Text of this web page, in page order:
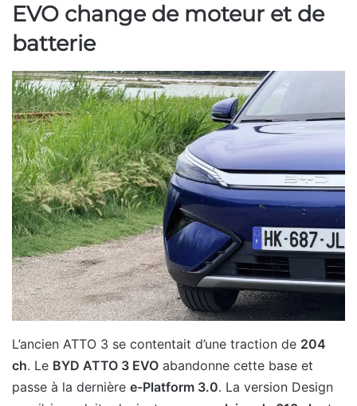
EVO change de moteur et de
batterie
L’ancien ATTO 3 se contentait d’une traction de 204
ch. Le BYD ATTO 3 EVO abandonne cette base et
passe à la dernière e-Platform 3.0. La version Design